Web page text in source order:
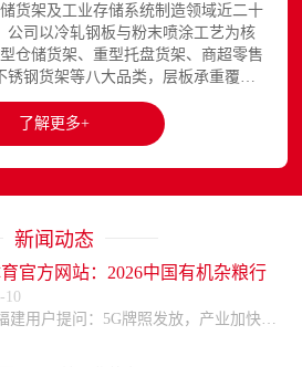
货架及工业存储系统制造领域近二十
公司以冷轧钢板与粉末喷涂工艺为核
仓储货架、重型托盘货架、商超零售
钢货架等八大品类，层板承重覆盖
欧美、东南亚、中东等区域市场，已
建立长期合作关系。星空平台官网提
品展示与在线咨询服务...
了解更多+
新闻动态
官方网站：2026中国有机杂粮行
10